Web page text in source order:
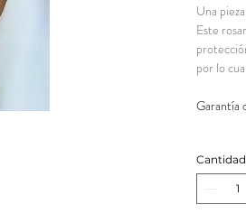
Una
Este
por lo
Garantía
Cantidad